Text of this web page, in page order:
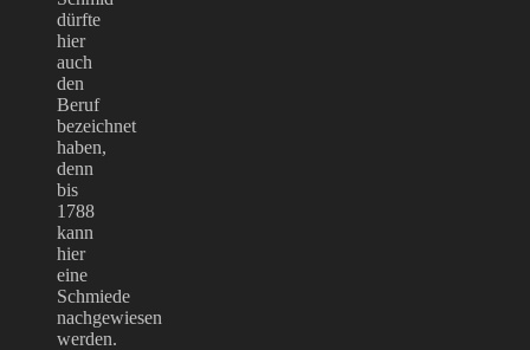
dürfte
hier
auch
den
Beruf
bezeichnet
haben,
denn
bis
1788
kann
hier
eine
Schmiede
nachgewiesen
werden.